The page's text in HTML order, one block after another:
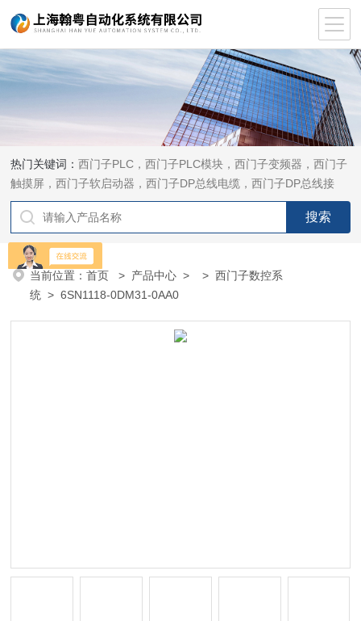
热门关键词：西门子PLC，西门子PLC模块，西门子变频器，西门子
触摸屏，西门子软启动器，西门子DP总线电缆，西门子DP总线接
头，西门子CP通讯网卡，西门子数控系统及停产备件
当前位置：首页 > 产品中心 > >西门子数控系
统 > 6SN1118-0DM31-0AA0